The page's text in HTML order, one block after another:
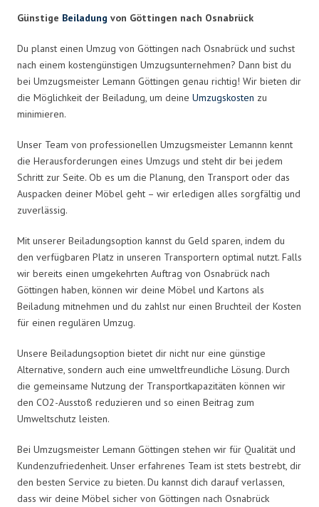
Günstige Beiladung von Göttingen nach Osnabrück
Du planst einen Umzug von Göttingen nach Osnabrück und suchst
nach einem kostengünstigen Umzugsunternehmen? Dann bist du
bei Umzugsmeister Lemann Göttingen genau richtig! Wir bieten dir
die Möglichkeit der Beiladung, um deine Umzugskosten zu
minimieren.
Unser Team von professionellen Umzugsmeister Lemannn kennt
die Herausforderungen eines Umzugs und steht dir bei jedem
Schritt zur Seite. Ob es um die Planung, den Transport oder das
Auspacken deiner Möbel geht – wir erledigen alles sorgfältig und
zuverlässig.
Mit unserer Beiladungsoption kannst du Geld sparen, indem du
den verfügbaren Platz in unseren Transportern optimal nutzt. Falls
wir bereits einen umgekehrten Auftrag von Osnabrück nach
Göttingen haben, können wir deine Möbel und Kartons als
Beiladung mitnehmen und du zahlst nur einen Bruchteil der Kosten
für einen regulären Umzug.
Unsere Beiladungsoption bietet dir nicht nur eine günstige
Alternative, sondern auch eine umweltfreundliche Lösung. Durch
die gemeinsame Nutzung der Transportkapazitäten können wir
den CO2-Ausstoß reduzieren und so einen Beitrag zum
Umweltschutz leisten.
Bei Umzugsmeister Lemann Göttingen stehen wir für Qualität und
Kundenzufriedenheit. Unser erfahrenes Team ist stets bestrebt, dir
den besten Service zu bieten. Du kannst dich darauf verlassen,
dass wir deine Möbel sicher von Göttingen nach Osnabrück